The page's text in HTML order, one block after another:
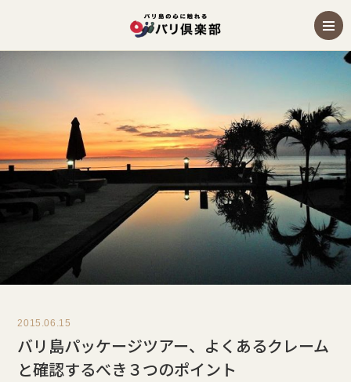
2015.06.15
バリ島パッケージツアー、よくあるクレーム
と確認するべき３つのポイント